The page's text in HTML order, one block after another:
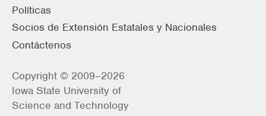
Políticas
Socios de Extensión Estatales y Nacionales
Contáctenos
Copyright © 2009–2026
Iowa State University of
Science and Technology